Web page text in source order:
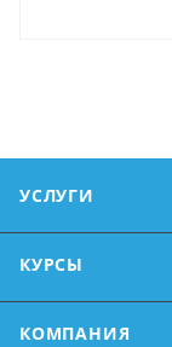
УСЛУГИ
КУРСЫ
КОМПАНИЯ